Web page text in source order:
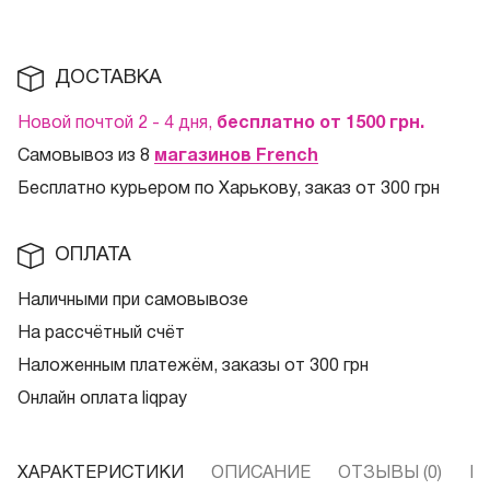
ДОСТАВКА
Новой почтой 2 - 4 дня, бесплатно от 1500 грн.
Самовывоз из 8 магазинов French
Бесплатно курьером по Харькову, заказ от 300 грн
ОПЛАТА
Наличными при самовывозе
На рассчётный счёт
Наложенным платежём, заказы от 300 грн
Онлайн оплата liqpay
ХАРАКТЕРИСТИКИ ОПИСАНИЕ ОТЗЫВЫ (0)